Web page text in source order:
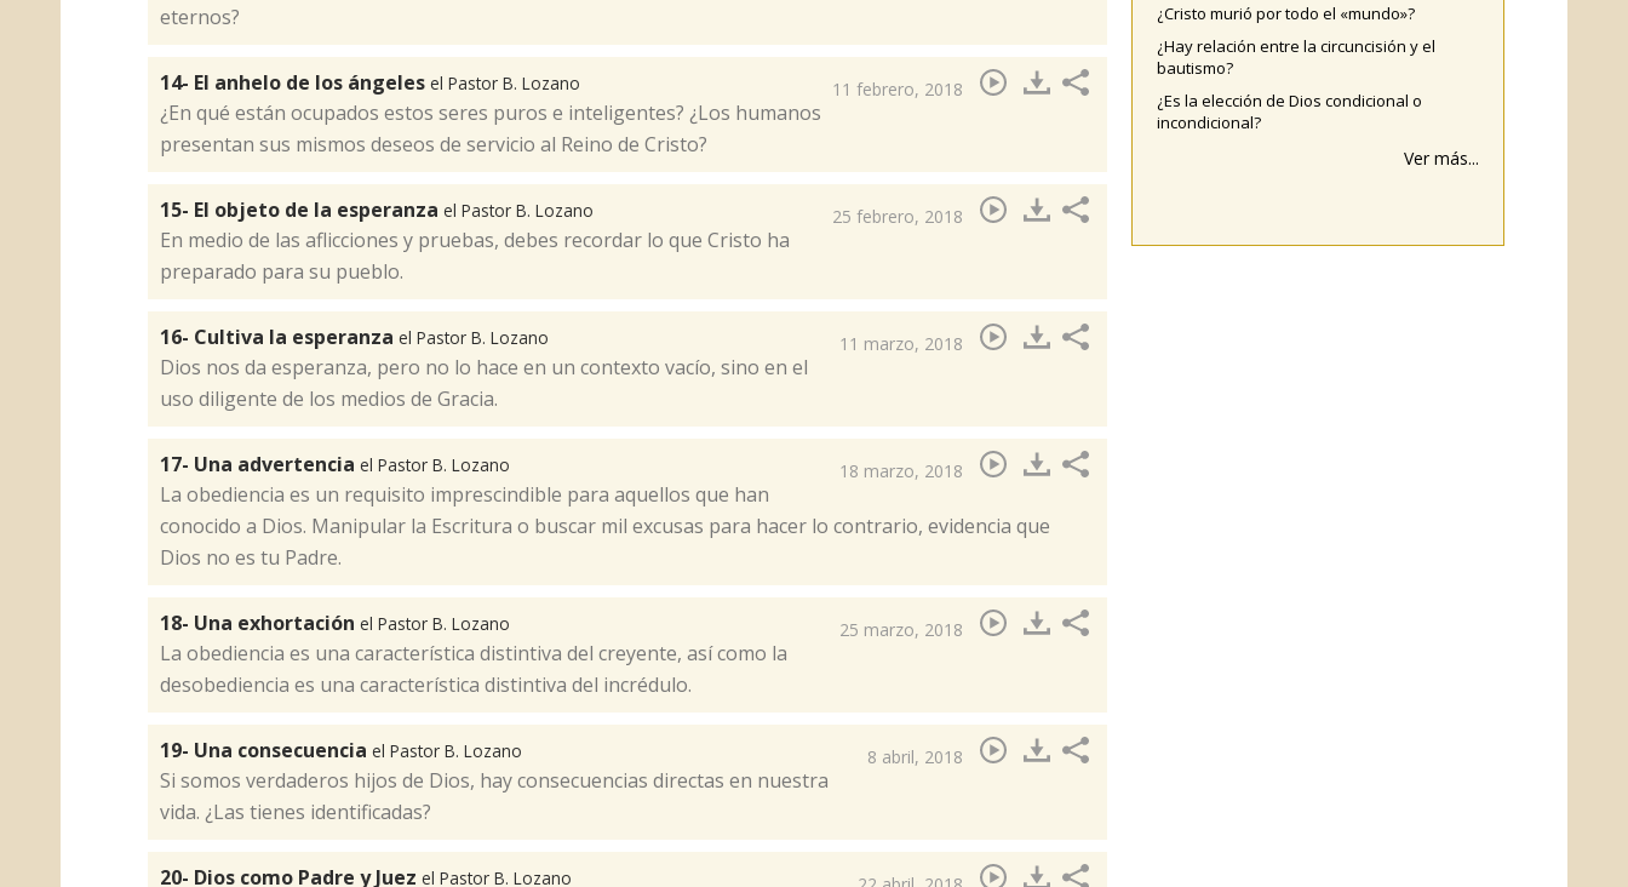
eternos?​
14- El anhelo de los ángeles el Pastor B. Lozano 11 febrero, 2018
¿En qué están ocupados estos seres puros e inteligentes? ¿Los humanos
presentan sus mismos deseos de servicio al Reino de Cristo?​
15- El objeto de la esperanza el Pastor B. Lozano 25 febrero, 2018
En medio de las aflicciones y pruebas, debes recordar lo que Cristo ha
preparado para su pueblo.​
16- Cultiva la esperanza el Pastor B. Lozano 11 marzo, 2018
​Dios nos da esperanza, pero no lo hace en un contexto vacío, sino en el
uso diligente de los medios de Gracia.
17- Una advertencia el Pastor B. Lozano 18 marzo, 2018
La obediencia es un requisito imprescindible para aquellos que han
conocido a Dios. Manipular la Escritura o buscar mil excusas para hacer lo contrario, evidencia que
Dios no es tu Padre. ​
18- Una exhortación el Pastor B. Lozano 25 marzo, 2018
La obediencia es una característica distintiva del creyente, así como la
desobediencia es una característica distintiva del incrédulo.​
19- Una consecuencia el Pastor B. Lozano 8 abril, 2018
Si somos verdaderos hijos de Dios, hay consecuencias directas en nuestra
vida. ¿Las tienes identificadas?​
20- Dios como Padre y Juez el Pastor B. Lozano
¿Cristo murió por todo el «mundo»?
¿Hay relación entre la circuncisión y el
bautismo?
¿Es la elección de Dios condicional o
incondicional?
Ver más...